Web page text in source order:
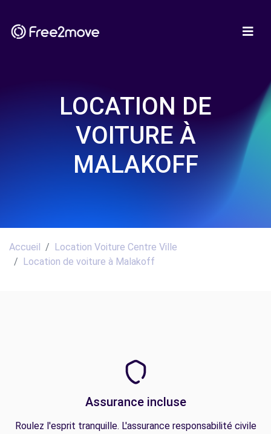
LOCATION DE
VOITURE À
MALAKOFF
Accueil
Location Voiture Centre Ville
Location de voiture à Malakoff
Assurance incluse
Roulez l'esprit tranquille. L'assurance responsabilité civile